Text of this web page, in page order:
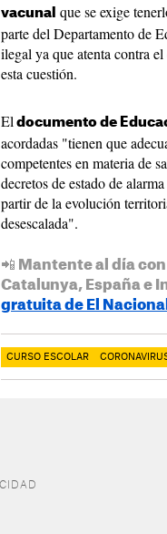
vacunal que se exige
parte del Departamento de
ilegal ya que atenta contra
esta cuestión.
El documento de
acordadas "tienen que
competentes en materia de
decretos de estado de
partir de la evolución
desescalada".
📲 Mantente al día
Catalunya, España e
gratuita de El Nacional
CURSO ESCOLAR